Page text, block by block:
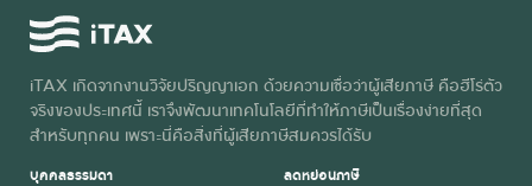
iTAX เกิดจากงานวิจัยปริญญาเอก ด้วยความเชื่อว่าผู้เสียภาษี คือฮีโร่ตัว
จริงของประเทศนี้ เราจึงพัฒนาเทคโนโลยีที่ทำให้ภาษีเป็นเรื่องง่ายที่สุด
สำหรับทุกคน เพราะนี่คือสิ่งที่ผู้เสียภาษีสมควรได้รับ
บุคคลธรรมดา ลดหย่อนภาษี